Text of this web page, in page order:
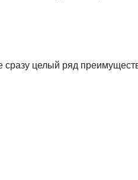
сразу целый ряд